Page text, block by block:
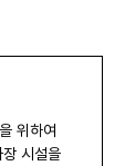
위하여
시설을